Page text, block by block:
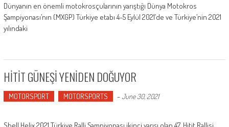
Dünyanın en önemli motokrosçularının yarıştığı Dünya Motokros
Şampiyonası’nın (MXGP) Türkiye etabı 4-5 Eylül 2021’de ve Türkiye’nin 2021
yılındaki
HİTİT GÜNEŞİ YENİDEN DOĞUYOR
MOTORSPORT MOTORSPORTS -June 30, 2021